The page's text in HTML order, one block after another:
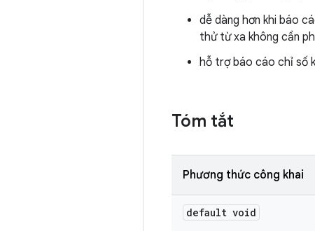
dễ dàng hơn khi báo
thử từ xa không cần
hỗ trợ báo cáo chỉ số
Tóm tắt
Phương thức công khai
default void